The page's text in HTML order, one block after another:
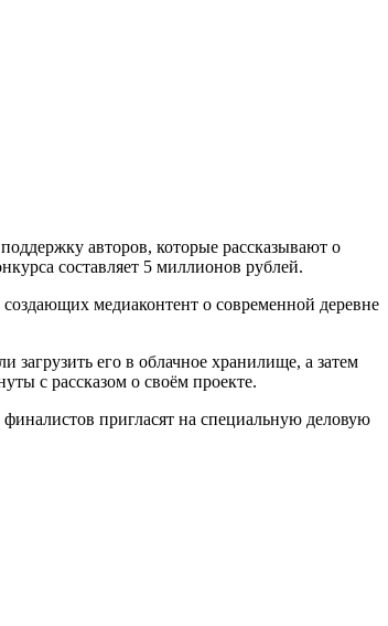
авторов, которые рассказывают о
составляет 5 миллионов рублей.
медиаконтент о современной деревне
загрузить его в облачное хранилище, а затем
с рассказом о своём проекте.
пригласят на специальную деловую